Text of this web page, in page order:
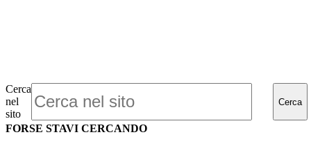
Cerca
nel
sito
Cerca
FORSE STAVI CERCANDO